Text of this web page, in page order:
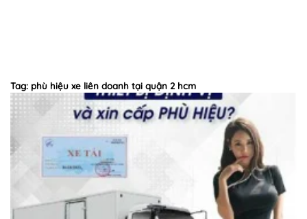
Tag: phù hiệu xe liên doanh tại quận 2 hcm